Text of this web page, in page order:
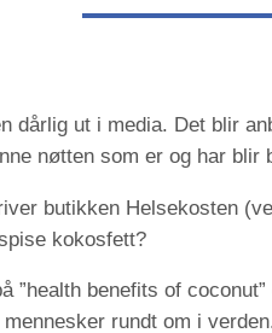
dårlig ut i media. Det blir
nøtten som er og har
butikken Helsekosten
kokosfett?
”health benefits of
rundt om i